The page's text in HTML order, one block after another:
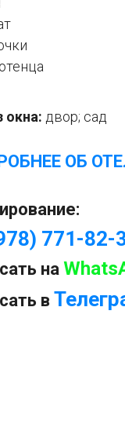
окна: двор; сад
ОБ
771-82-
на
в